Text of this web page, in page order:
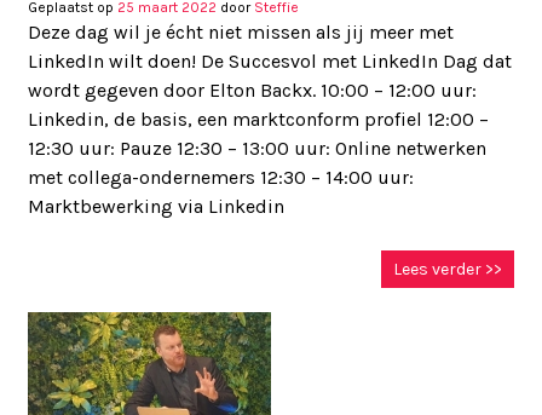
Geplaatst op 25 maart 2022 door Steffie
Deze dag wil je écht niet missen als jij meer met
LinkedIn wilt doen! De Succesvol met LinkedIn Dag dat
wordt gegeven door Elton Backx. 10:00 – 12:00 uur:
Linkedin, de basis, een marktconform profiel 12:00 –
12:30 uur: Pauze 12:30 – 13:00 uur: Online netwerken
met collega-ondernemers 12:30 – 14:00 uur:
Marktbewerking via Linkedin
Lees verder >>